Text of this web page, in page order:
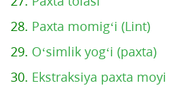
28. Paxta momig‘i (Lint)
29. O‘simlik yog‘i (paxta)
30. Ekstraksiya paxta moyi